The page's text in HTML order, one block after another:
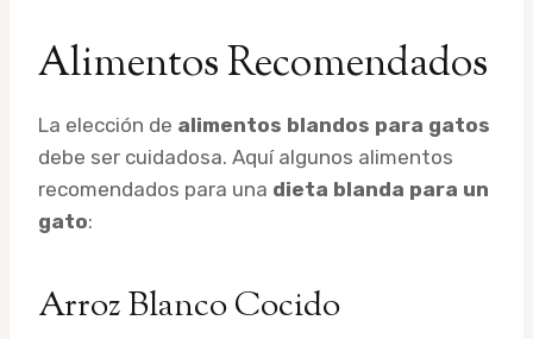
Alimentos Recomendados
La elección de alimentos blandos para gatos
debe ser cuidadosa. Aquí algunos alimentos
recomendados para una dieta blanda para un
gato:
Arroz Blanco Cocido